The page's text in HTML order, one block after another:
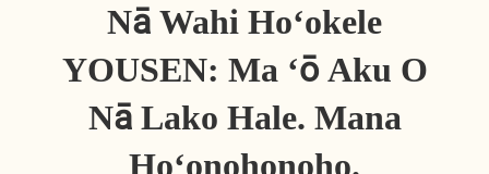
Nā Wahi Hoʻokele
YOUSEN: Ma ʻō Aku O
Nā Lako Hale. Mana
Hoʻonohonoho.